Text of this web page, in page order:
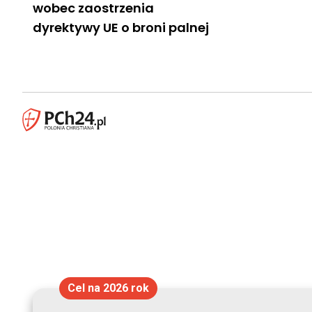
wobec zaostrzenia
dyrektywy UE o broni palnej
Cel na 2026 rok